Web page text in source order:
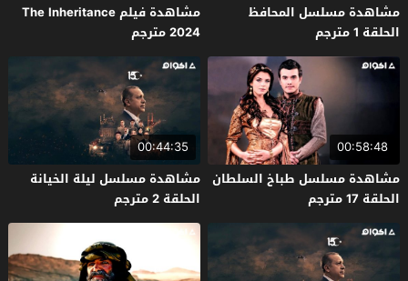
مشاهدة مسلسل المحافظ
الحلقة 1 مترجم
مشاهدة فيلم The Inheritance
2024 مترجم
00:58:48
مشاهدة مسلسل طباخ السلطان
الحلقة 17 مترجم
00:44:35
مشاهدة مسلسل ليلة الخيانة
الحلقة 2 مترجم